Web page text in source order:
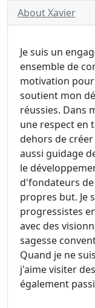
About Xavier
Je suis un
ensemble de
motivation
soutient mon
réussies. Dans
une respect en
dehors de
aussi guidage
le
d'fondateurs
propres but. Je
progressistes
avec des
sagesse
Quand je ne
j'aime visiter
également